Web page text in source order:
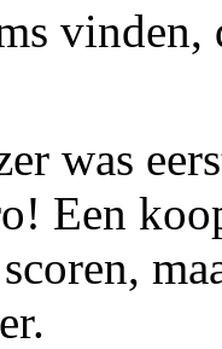
vinden,
was
Een